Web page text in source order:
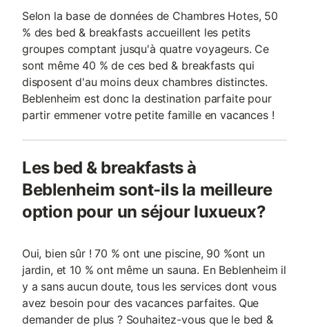
Selon la base de données de Chambres Hotes, 50
% des bed & breakfasts accueillent les petits
groupes comptant jusqu'à quatre voyageurs. Ce
sont même 40 % de ces bed & breakfasts qui
disposent d'au moins deux chambres distinctes.
Beblenheim est donc la destination parfaite pour
partir emmener votre petite famille en vacances !
Les bed & breakfasts à
Beblenheim sont-ils la meilleure
option pour un séjour luxueux?
Oui, bien sûr ! 70 % ont une piscine, 90 %ont un
jardin, et 10 % ont même un sauna. En Beblenheim il
y a sans aucun doute, tous les services dont vous
avez besoin pour des vacances parfaites. Que
demander de plus ? Souhaitez-vous que le bed &